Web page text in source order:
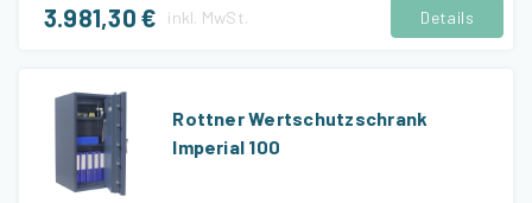
3.981,30 € inkl. MwSt. Details
Rottner Wertschutzschrank
Imperial 100